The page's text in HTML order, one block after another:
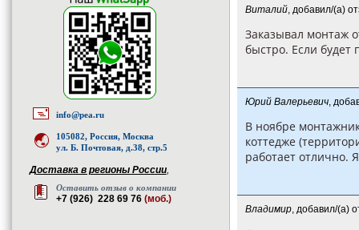
info@pea.ru
105082, Россия, Москва
ул. Б. Почтовая, д.38, стр.5
Доставка в регионы России,
Оставить отзыв о компании
+7 (926) 228 69 76 (моб.)
Виталий, добавил/(а)
Заказывал монтаж
быстро. Если будет
Юрий Валерьевич,
В ноябре
коттедже
работает отлично.
Владимир, добавил/(а)